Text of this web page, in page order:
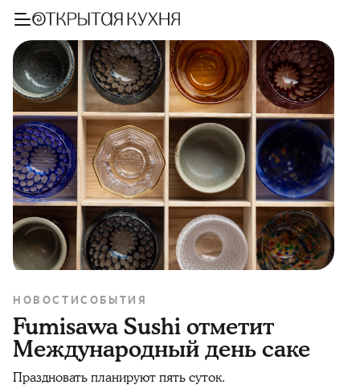
НОВОСТИСОБЫТИЯ
Fumisawa Sushi отметит
Международный день саке
Праздновать планируют пять суток.